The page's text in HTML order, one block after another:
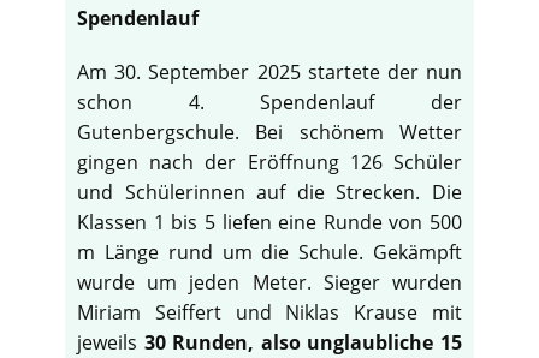
Spendenlauf
Am 30. September 2025 startete der nun
schon 4. Spendenlauf der
Gutenbergschule. Bei schönem Wetter
gingen nach der Eröffnung 126 Schüler
und Schülerinnen auf die Strecken. Die
Klassen 1 bis 5 liefen eine Runde von 500
m Länge rund um die Schule. Gekämpft
wurde um jeden Meter. Sieger wurden
Miriam Seiffert und Niklas Krause mit
jeweils 30 Runden, also unglaubliche 15